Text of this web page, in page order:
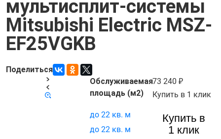
мультисплит-системы
Mitsubishi Electric MSZ-
EF25VGKB
Поделиться
Код товара:
73 240
Купить в 1 клик
Купить в
1 клик
Обслуживаемая
площадь (м2)
до 22 кв. м
до 22 кв. м